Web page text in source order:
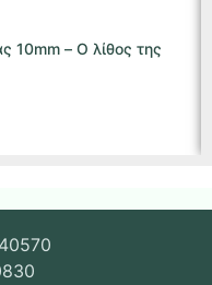
10mm – Ο λίθος της